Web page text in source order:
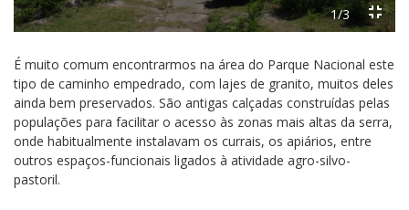
1/3
É muito comum encontrarmos na área do Parque Nacional este
tipo de caminho empedrado, com lajes de granito, muitos deles
ainda bem preservados. São antigas calçadas construídas pelas
populações para facilitar o acesso às zonas mais altas da serra,
onde habitualmente instalavam os currais, os apiários, entre
outros espaços-funcionais ligados à atividade agro-silvo-
pastoril.